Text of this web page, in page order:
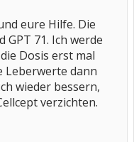
eure Hilfe. Die
GPT 71. Ich werde
Dosis erst mal
Leberwerte dann
wieder bessern,
verzichten.